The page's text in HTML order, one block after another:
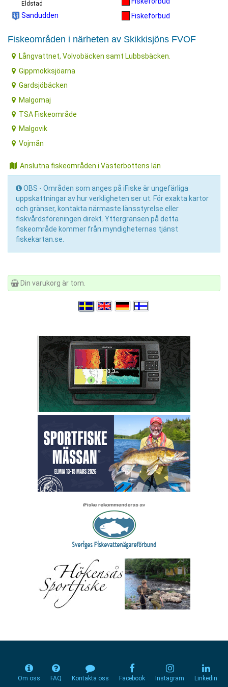
Eldstad
Sandudden
Fiskeförbud
Fiskeområden i närheten av Skikkisjöns FVOF
Långvattnet, Volvobäcken samt Lubbsbäcken.
Gippmokksjöarna
Gardsjöbäcken
Malgomaj
TSA Fiskeområde
Malgovik
Vojmån
Anslutna fiskeområden i Västerbottens län
OBS - Områden som anges på iFiske är ungefärliga
uppskattningar av hur verkligheten ser ut. För exakta kartor
och gränser, kontakta närmaste länsstyrelse eller
fiskvårdsföreningen direkt. Yttergränsen på detta
fiskeområde kommer från myndigheternas tjänst
fiskekartan.se.
Din varukorg är tom.
Om oss FAQ Kontakta oss Facebook Instagram Linkedin